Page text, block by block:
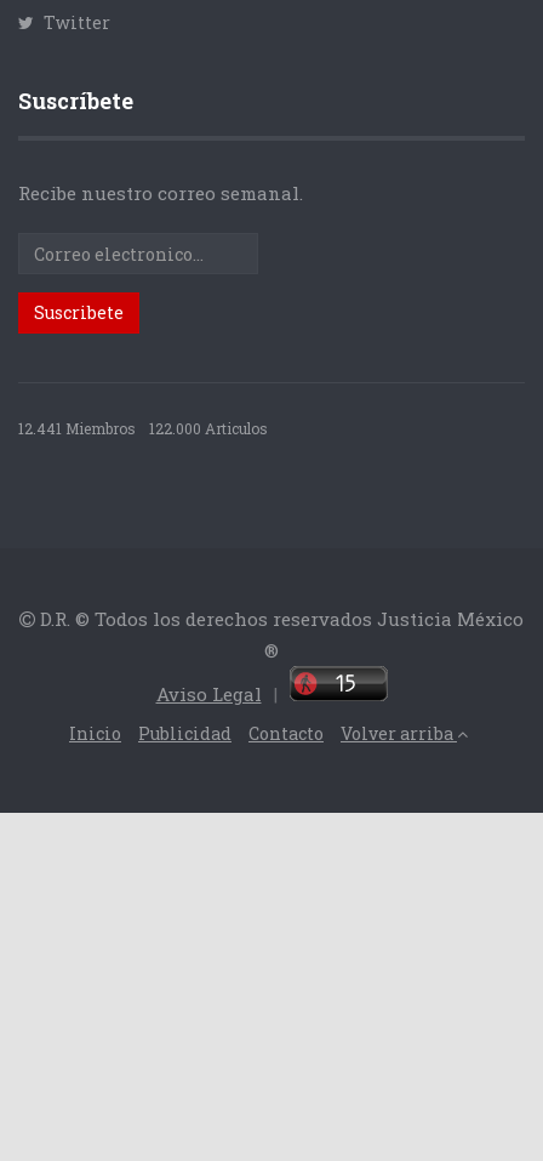
Twitter
Suscríbete
Recibe nuestro correo semanal.
12.441 Miembros 122.000 Articulos
D.R. © Todos los derechos reservados Justicia México
®
Aviso Legal |
Inicio Publicidad Contacto Volver arriba